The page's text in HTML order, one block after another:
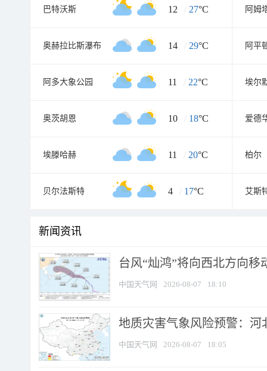
巴特沃斯 12 / 27°C 阿姆
奥赫拉比斯瀑布 14 / 29°C 阿平
阿多大象公园 11 / 22°C 埃尔
奥茨胡恩 10 / 18°C 爱德
埃滕哈赫 11 / 20°C 柏尔
贝尔法斯特 4 / 17°C 艾斯
新闻资讯
台风“灿鸿”将向西北方向移
中国天气网 2026-08-07 18:10
地质灾害气象风险预警：河
中国天气网 2026-08-07 18:05